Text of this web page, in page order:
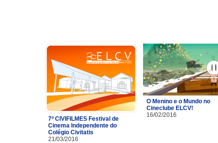
7º CIVIFILMES Festival de
Cinema Independente do
Colégio Civitatis
21/03/2016
O Menino e o Mundo no
Cineclube ELCV!
16/02/2016